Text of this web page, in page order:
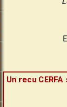
Un recu